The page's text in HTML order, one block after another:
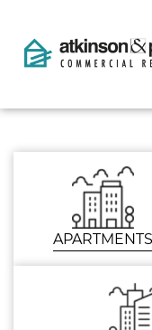
APARTMENTS